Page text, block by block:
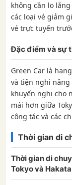
không cần lo
các loại vé giảm
vé trực tuyến
Đặc điểm và sự
Green Car là
và tiện nghi nâng
khuyến nghị cho
mái hơn giữa
công tác và các
Thời gian di
Thời gian di
Tokyo và Hakata